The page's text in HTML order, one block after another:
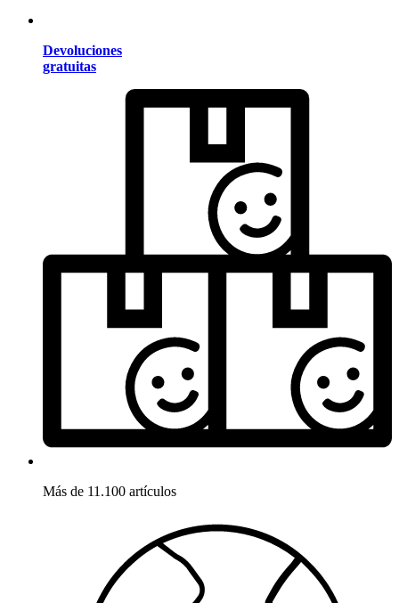
Devoluciones
gratuitas
Más de 11.100 artículos